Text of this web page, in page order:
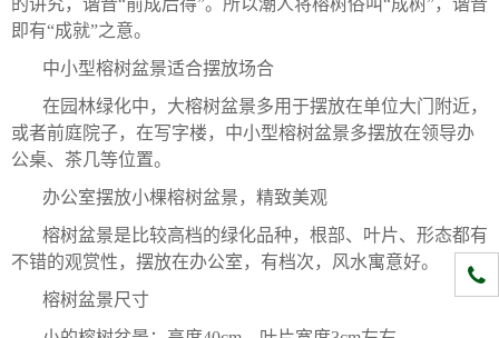
的讲究，谐音“前成后得”。所以潮人将榕树俗叫“成树”，谐音
即有“成就”之意。
中小型榕树盆景适合摆放场合
在园林绿化中，大榕树盆景多用于摆放在单位大门附近，
或者前庭院子，在写字楼，中小型榕树盆景多摆放在领导办
公桌、茶几等位置。
办公室摆放小棵榕树盆景，精致美观
榕树盆景是比较高档的绿化品种，根部、叶片、形态都有
不错的观赏性，摆放在办公室，有档次，风水寓意好。
榕树盆景尺寸